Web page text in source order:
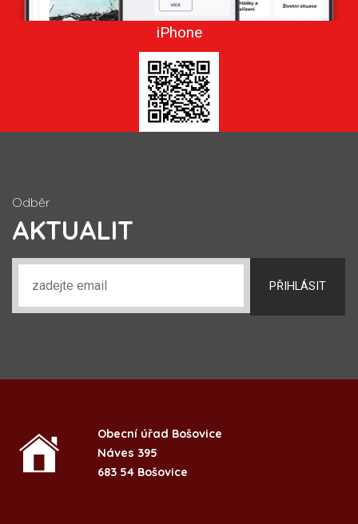
iPhone
Odběr
AKTUALIT
PŘIHLÁSIT
Obecní úřad Bošovice
Náves 395
683 54 Bošovice